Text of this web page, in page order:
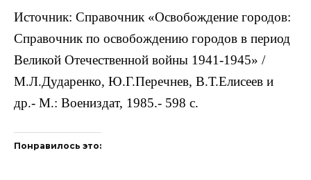
Источник: Справочник «Освобождение городов:
Справочник по освобождению городов в период
Великой Отечественной войны 1941-1945» /
М.Л.Дударенко, Ю.Г.Перечнев, В.Т.Елисеев и
др.- М.: Воениздат, 1985.- 598 с.
Понравилось это: